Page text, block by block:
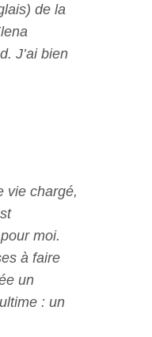
de la
J’ai bien
vie chargé,
moi.
à faire
un
: un